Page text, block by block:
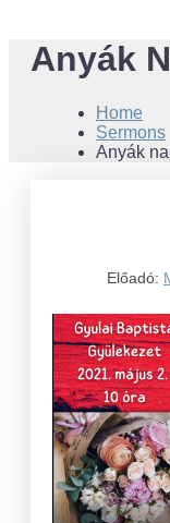
Anyák
Home
Sermons
Anyák
Előadó: